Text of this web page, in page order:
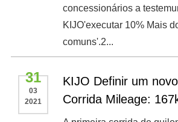
concessionários a
KIJO'executar 10% Mais
comuns'.2...
31
03
2021
KIJO Definir um
Corrida Mileage: